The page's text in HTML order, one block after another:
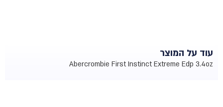
עוד על המוצר
Abercrombie First Instinct Extreme Edp 3.4oz